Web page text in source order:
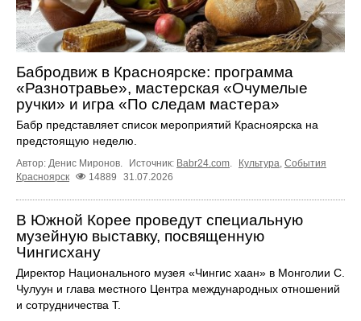
Бабродвиж в Красноярске: программа
«Разнотравье», мастерская «Очумелые
ручки» и игра «По следам мастера»
Бабр представляет список мероприятий Красноярска на
предстоящую неделю.
Автор: Денис Миронов. Источник: Babr24.com Культура События
Красноярск
14889 31.07.2026
В Южной Корее проведут специальную
музейную выставку, посвященную
Чингисхану
Директор Национального музея «Чингис хаан» в Монголии С.
Чулуун и глава местного Центра международных отношений
и сотрудничества Т.